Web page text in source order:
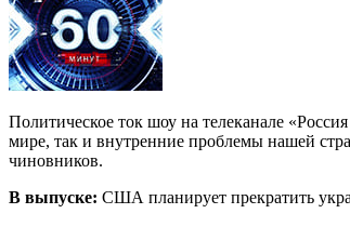
Политическое ток шоу на телеканале
мире, так и внутренние проблемы нашей
чиновников.
В выпуске: США планирует прекратить